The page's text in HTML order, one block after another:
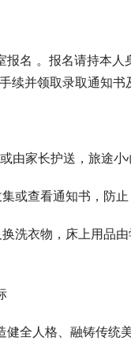
报名 。报名请持本
续并领取录取通知书
由家长护送，旅途
或查看通知书，防止
洗衣物，床上用品
全人格、融铸传统